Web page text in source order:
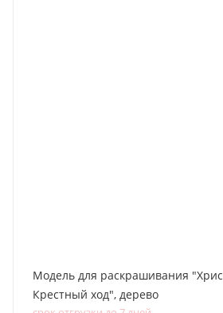
Модель для раскрашивания
Крестный ход", дерево